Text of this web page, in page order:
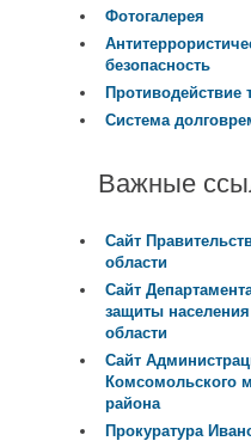
Фотогалерея
безопасность
Противодействие
Система
Важные
Сайт
области
Сайт
защиты
области
Сайт
Комсомольского
района
Прокуратура